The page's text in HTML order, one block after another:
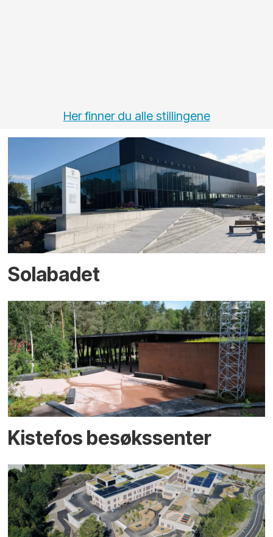
Her finner du alle stillingene
Solabadet
Kistefos besøkssenter